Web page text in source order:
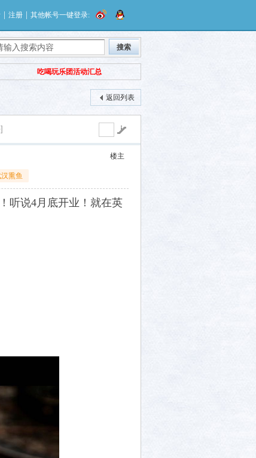
注册 其他帐号一键登录:
搜索
吃喝玩乐团活动汇总
返回列表
楼主
熏鱼
听说4月底开业！就在英